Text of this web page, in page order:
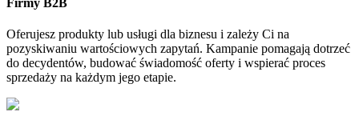
Firmy B2B
Oferujesz produkty lub usługi dla biznesu i zależy Ci na
pozyskiwaniu wartościowych zapytań. Kampanie pomagają dotrzeć
do decydentów, budować świadomość oferty i wspierać proces
sprzedaży na każdym jego etapie.